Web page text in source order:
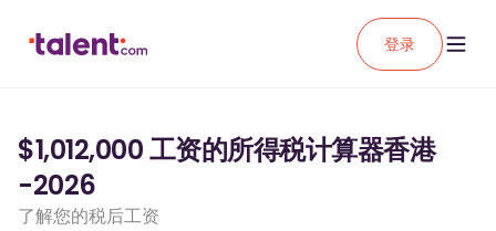
登录
$1,012,000 工资的所得税计算器香港
-2026
了解您的税后工资